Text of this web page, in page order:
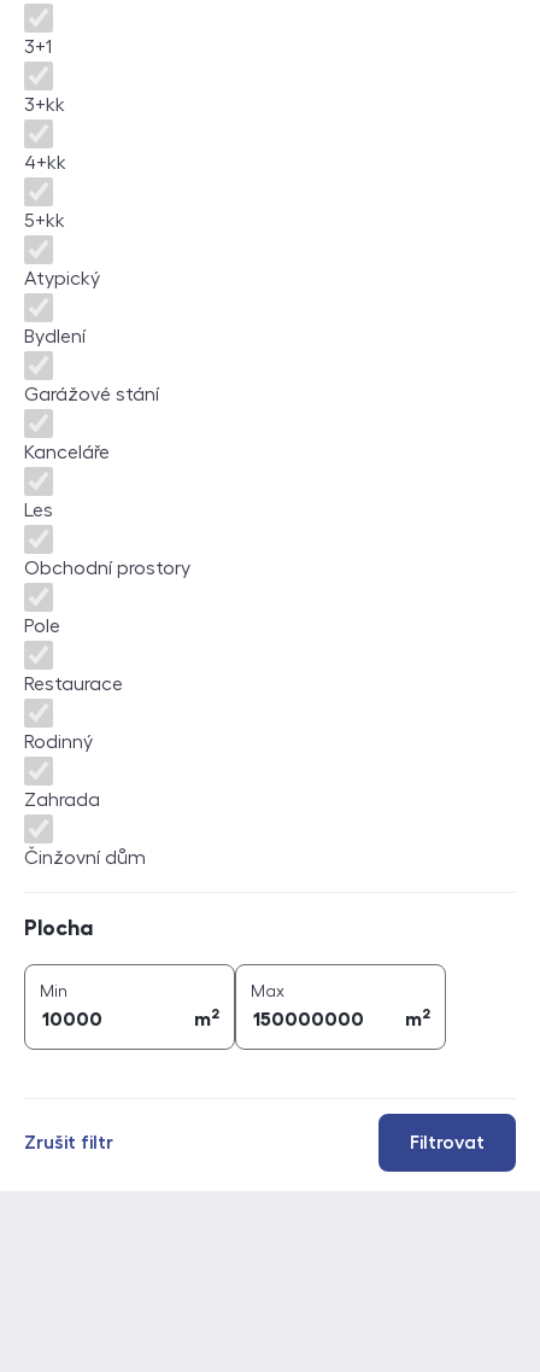
3+1
3+kk
4+kk
5+kk
Atypický
Bydlení
Garážové stání
Kanceláře
Les
Obchodní prostory
Pole
Restaurace
Rodinný
Zahrada
Činžovní dům
Plocha
Min
m2
Maxplocha (
m2
Filtrovat
Zrušit filtr